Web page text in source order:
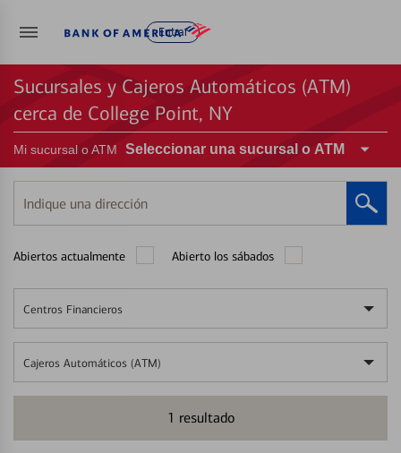
Entrar
Sucursales y Cajeros Automáticos (ATM)
cerca de College Point, NY
Mi sucursal o ATM Seleccionar una sucursal o ATM
Indique
una
Abiertos actualmente Abierto los sábados
Centros Financieros
Cajeros Automáticos (ATM)
1 resultado